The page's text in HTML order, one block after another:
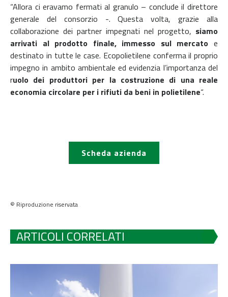
“Allora ci eravamo fermati al granulo – conclude il direttore
generale del consorzio -. Questa volta, grazie alla
collaborazione dei partner impegnati nel progetto, siamo
arrivati al prodotto finale, immesso sul mercato e
destinato in tutte le case. Ecopolietilene conferma il proprio
impegno in ambito ambientale ed evidenzia l’importanza del
ruolo dei produttori per la costruzione di una reale
economia circolare per i rifiuti da beni in polietilene“.
Scheda azienda
© Riproduzione riservata
ARTICOLI CORRELATI